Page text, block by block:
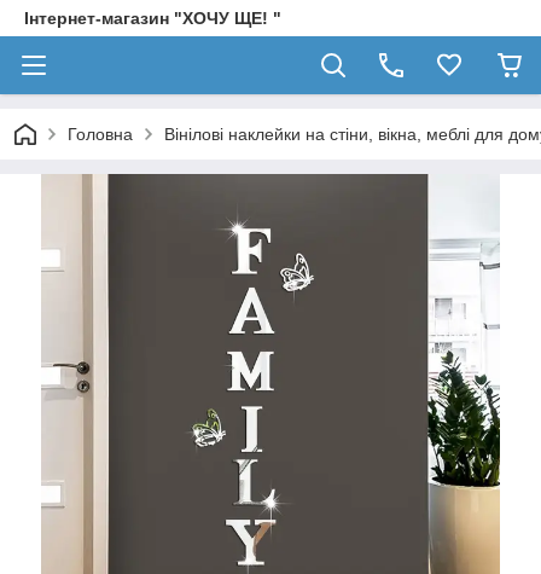
Інтернет-магазин "ХОЧУ ЩЕ! "
Головна Вінілові наклейки на стіни, вікна, меблі для